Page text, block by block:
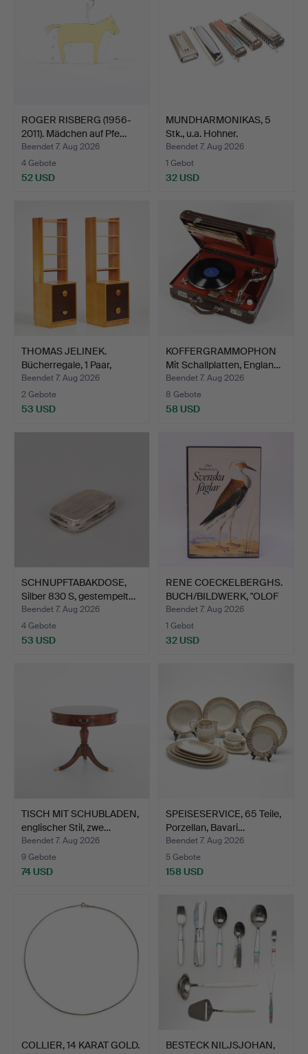
ROGER RISBERG (1956-
2011). Mädchen auf Pfe…
Beendet 7. Aug 2026
4 Gebote
52 USD
MUNDHARMONIKAS, 5
Stk., u.a. Hohner.
Beendet 7. Aug 2026
1 Gebot
32 USD
THOMAS JELINEK.
Bücherregale, 1 Paar,
"Com…
Beendet 7. Aug 2026
2 Gebote
53 USD
KOFFERGRAMMOPHON
Mit Schallplatten, Englan…
Beendet 7. Aug 2026
8 Gebote
58 USD
SCHNUPFTABAKDOSE,
Silber 830 S, gestempelt…
Beendet 7. Aug 2026
4 Gebote
53 USD
RENE COECKELBERGHS.
BUCH/BILDWERK, "OLOF
R…
Beendet 7. Aug 2026
1 Gebot
32 USD
TISCH MIT SCHUBLADEN,
englischer Stil, zwe…
Beendet 7. Aug 2026
9 Gebote
74 USD
SPEISESERVICE, 65 Teile,
Porzellan, Bavari…
Beendet 7. Aug 2026
5 Gebote
158 USD
COLLIER, 14 KARAT GOLD.
BESTECK NILJSJOHAN,